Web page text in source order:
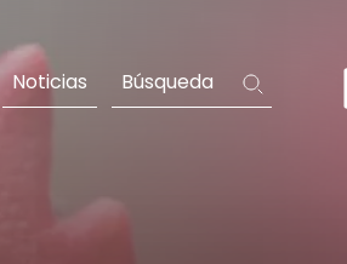
Noticias Búsqueda